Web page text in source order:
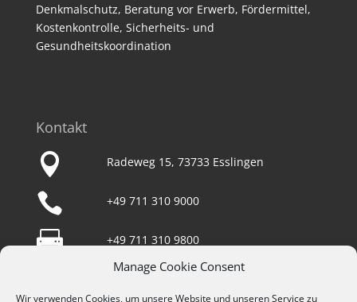
Manage Cookie Consent
Wir verwenden Cookies, um unsere Website und unseren Service zu
Denkmalschutz, Beratung vor Erwerb, Fördermittel,
Kostenkontrolle, Sicherheits- und
Gesundheitskoordination
Kontakt
 Radeweg 15, 73733 Esslingen
 +49 711 310 9000
 +49 711 310 9800
team@wunderlich-architekten.de